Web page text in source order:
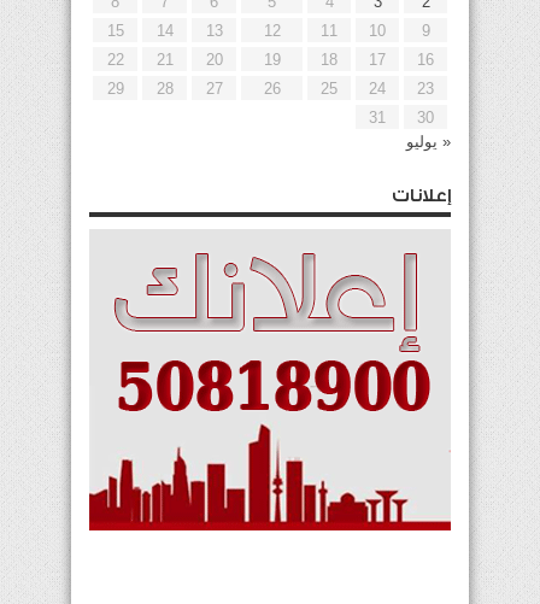
9
10
11
12
13
14
15
16
17
18
19
20
21
22
23
24
25
26
27
28
29
30
31
« يوليو
إعلانات